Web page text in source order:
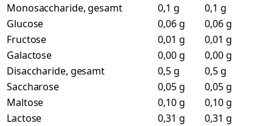
Monosaccharide, gesamt
0,1 g
0,1 g
Glucose
0,06 g
0,06 g
Fructose
0,01 g
0,01 g
Galactose
0,00 g
0,00 g
Disaccharide, gesamt
0,5 g
0,5 g
Saccharose
0,05 g
0,05 g
Maltose
0,10 g
0,10 g
Lactose
0,31 g
0,31 g